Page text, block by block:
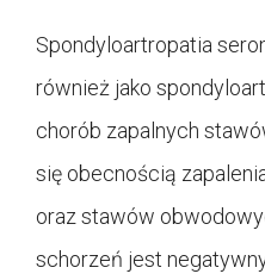
Spondyloartropatia
również jako
chorób zapalnych
się obecnością
oraz stawów
schorzeń jest